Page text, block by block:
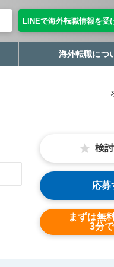
LINEで海外転職情報を受
海外転職につ
検
応募
まずは無
3分